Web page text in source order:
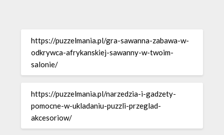
https://puzzelmania.pl/gra-sawanna-zabawa-w-
odkrywca-afrykanskiej-sawanny-w-twoim-
salonie/
https://puzzelmania.pl/narzedzia-i-gadzety-
pomocne-w-ukladaniu-puzzli-przeglad-
akcesoriow/